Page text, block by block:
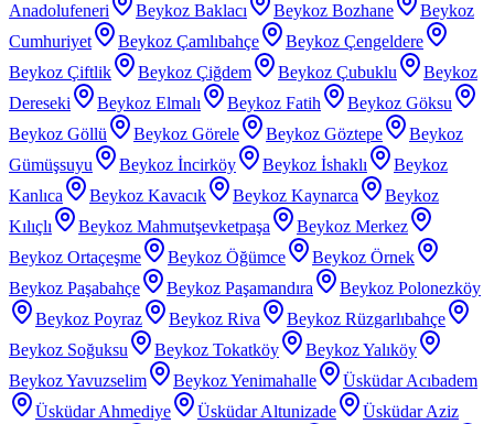
Anadolufeneri
Beykoz Baklacı Beykoz Bozhane
Beykoz
Cumhuriyet
Beykoz Çamlıbahçe
Beykoz Çengeldere
Beykoz Çiftlik
Beykoz Çiğdem Beykoz Çubuklu
Beykoz
Dereseki
Beykoz Elmalı Beykoz Fatih
Beykoz Göksu
Beykoz Göllü
Beykoz Görele Beykoz Göztepe
Beykoz
Gümüşsuyu
Beykoz İncirköy Beykoz İshaklı
Beykoz
Kanlıca
Beykoz Kavacık Beykoz Kaynarca
Beykoz
Kılıçlı
Beykoz Mahmutşevketpaşa
Beykoz Merkez
Beykoz Ortaçeşme
Beykoz Öğümce
Beykoz Örnek
Beykoz Paşabahçe
Beykoz Paşamandıra
Beykoz Polonezköy
Beykoz Poyraz
Beykoz Riva
Beykoz Rüzgarlıbahçe
Beykoz Soğuksu
Beykoz Tokatköy
Beykoz Yalıköy
Beykoz Yavuzselim
Beykoz Yenimahalle
Üsküdar Acıbadem
Üsküdar Ahmediye
Üsküdar Altunizade Üsküdar Aziz